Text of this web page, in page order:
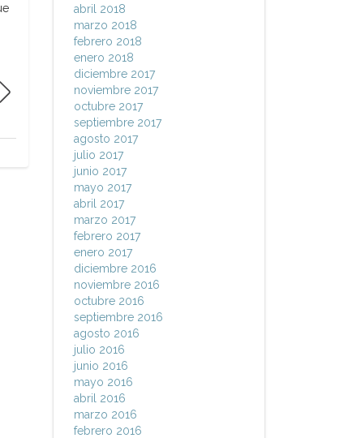
abril 2018
marzo 2018
febrero 2018
enero 2018
diciembre 2017
noviembre 2017
octubre 2017
septiembre 2017
agosto 2017
julio 2017
junio 2017
mayo 2017
abril 2017
marzo 2017
febrero 2017
enero 2017
diciembre 2016
noviembre 2016
octubre 2016
septiembre 2016
agosto 2016
julio 2016
junio 2016
mayo 2016
abril 2016
marzo 2016
febrero 2016